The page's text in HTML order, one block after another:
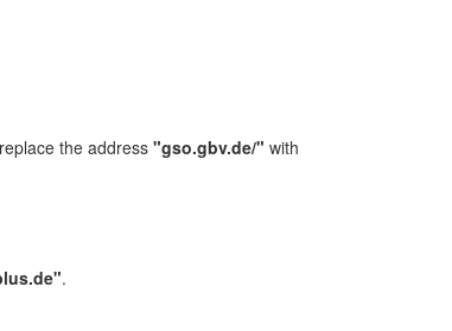
the address "gso.gbv.de/" with
.